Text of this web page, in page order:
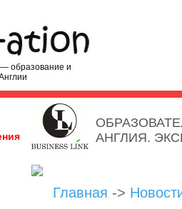
образование и
АНГЛИЯ.
Главная ->